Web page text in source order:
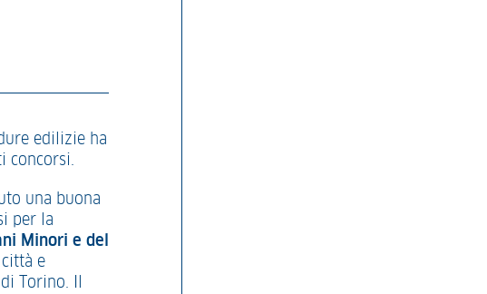
edilizie ha
concorsi.
una buona
per la
Minori e del
e
Torino. Il